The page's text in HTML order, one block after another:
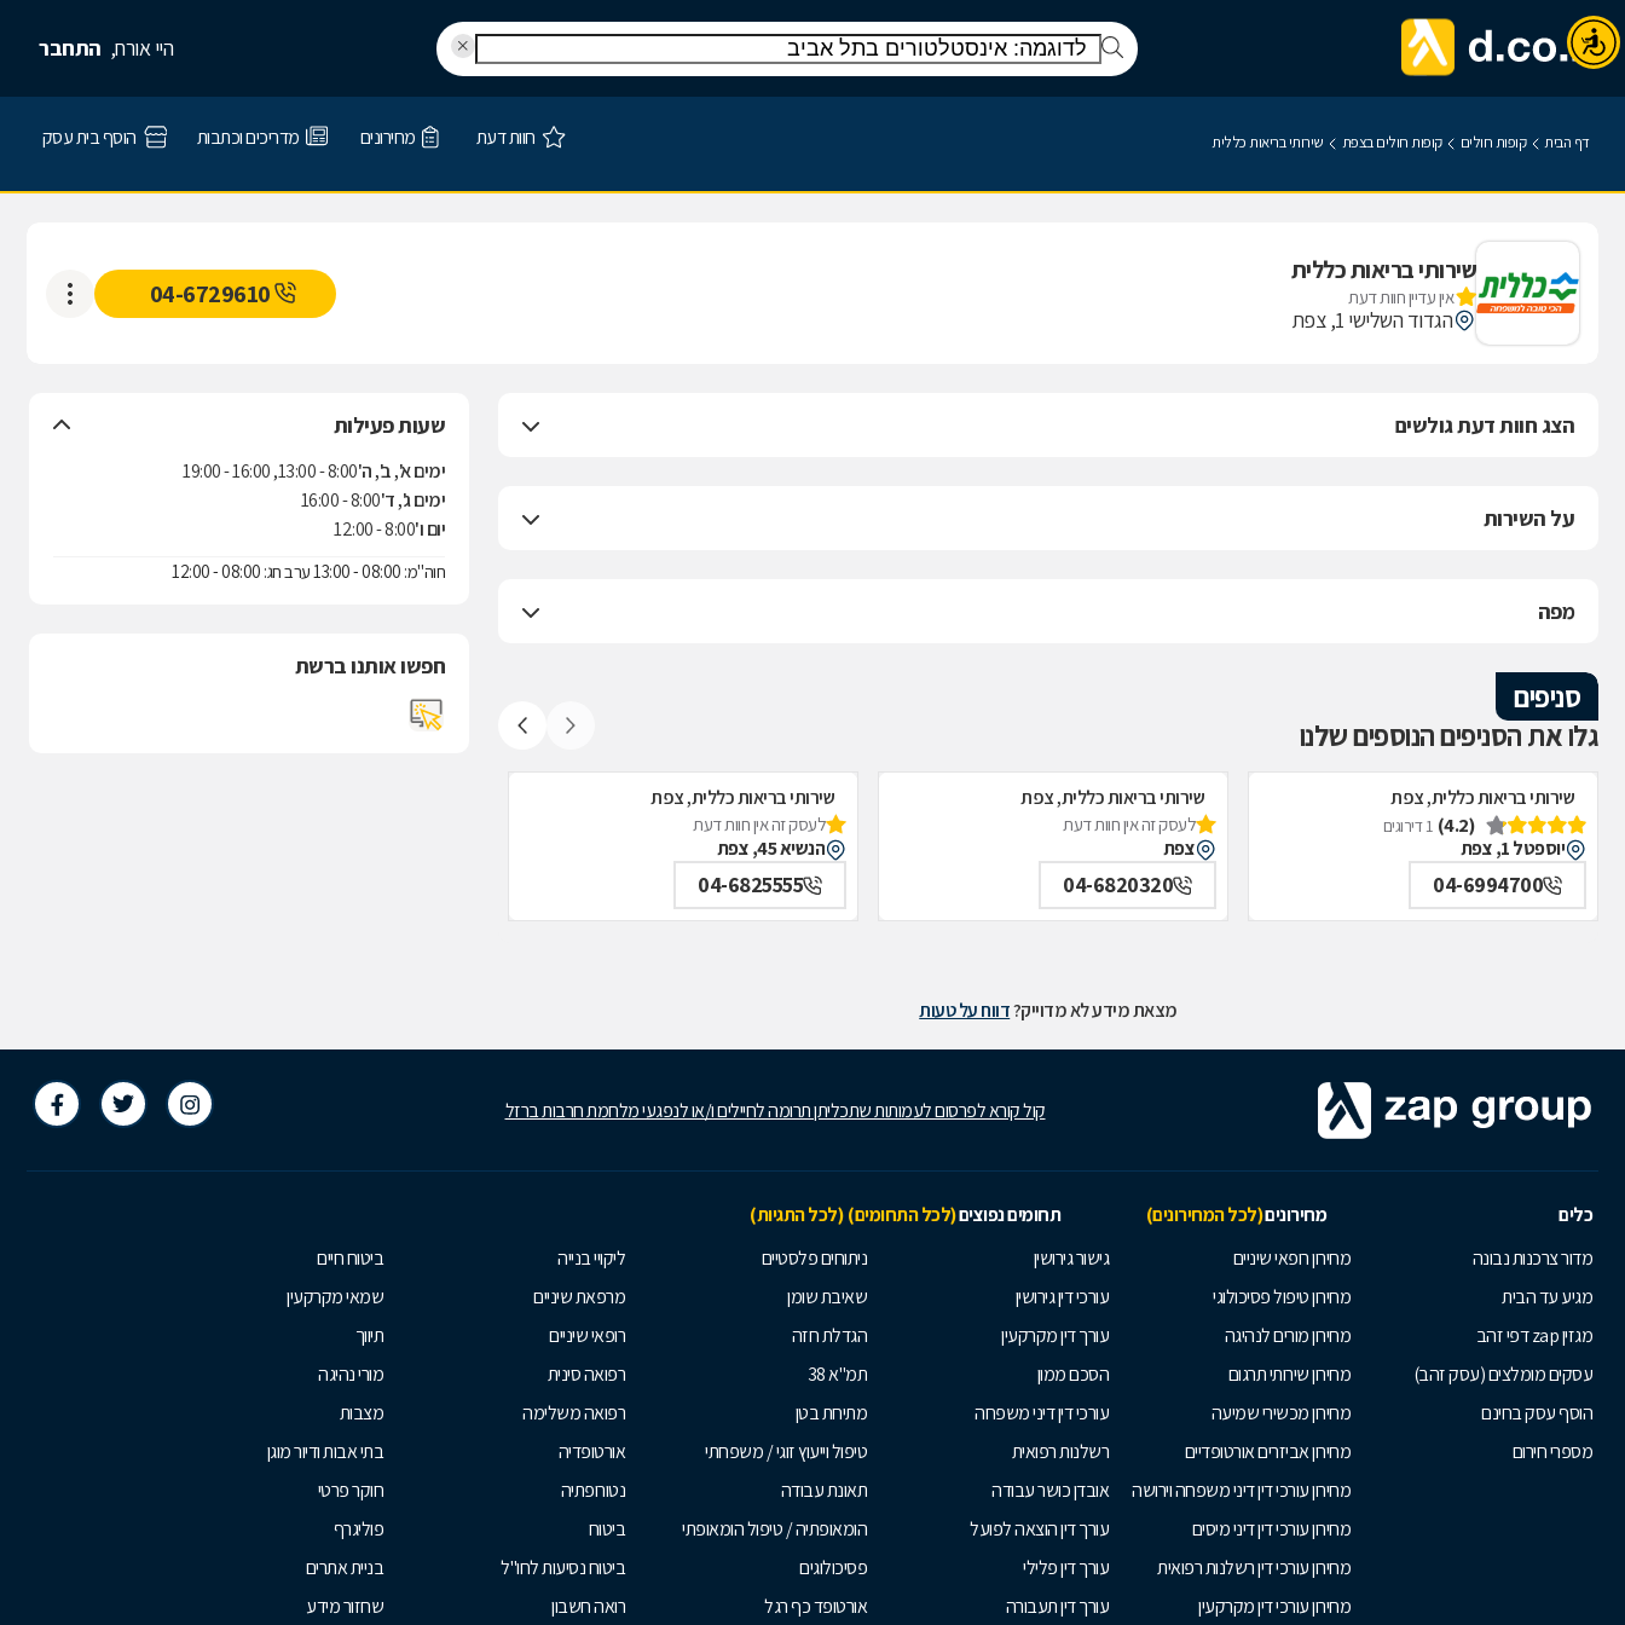
היי אורח, התחבר
דף הבית קופות חולים קופות חולים בצפת שירותי בריאות כללית חוות דעת מחירונים מדריכים וכתבות הוסף בית עסק
שירותי בריאות כללית
אין עדיין חוות דעת
הגדוד השלישי 1, צפת
04-6729610
הצג חוות דעת גולשים
על השירות
מפה
סניפים
גלו את הסניפים הנוספים שלנו
שירותי בריאות כללית, צפת
(4.2)
1 דירוגים
יוספטל 1, צפת
04-6994700
שירותי בריאות כללית, צפת
לעסק זה אין חוות דעת
צפת
04-6820320
שירותי בריאות כללית, צפת
לעסק זה אין חוות דעת
הנשיא 45, צפת
04-6825555
שעות פעילות
ימים א', ב', ה'8:00 - 13:00, 16:00 - 19:00
ימים ג', ד'8:00 - 16:00
יום ו'8:00 - 12:00
חוה"מ: 08:00 - 13:00 ערב חג: 08:00 - 12:00
חפשו אותנו ברשת
מצאת מידע לא מדוייק?דווח על טעות
קול קורא לפרסום לעמותות שתכליתן תרומה לחיילים ו/או לנפגעי מלחמת חרבות ברזל
כלים מחירונים(לכל המחירונים) תחומים נפוצים(לכל התחומים) (לכל התגיות)
מדור צרכנות נבונה
מגיע עד הבית
מגזין zap דפי זהב
עסקים מומלצים (עסק זהב)
הוסף עסק בחינם
מספרי חירום
מחירון רופאי שיניים
מחירון טיפול פסיכולוגי
מחירון מורים לנהיגה
מחירון שירותי תרגום
מחירון מכשירי שמיעה
מחירון אביזרים אורטופדיים
מחירון עורכי דין דיני משפחה וירושה
מחירון עורכי דין דיני מיסים
מחירון עורכי דין רשלנות רפואית
מחירון עורכי דין מקרקעין
גישור גירושין
עורכי דין גירושין
עורך דין מקרקעין
הסכם ממון
עורכי דין דיני משפחה
רשלנות רפואית
אובדן כושר עבודה
עורך דין הוצאה לפועל
עורך דין פלילי
עורך דין תעבורה
ניתוחים פלסטיים
שאיבת שומן
הגדלת חזה
תמ"א 38
מתיחת בטן
טיפול וייעוץ זוגי / משפחתי
תאונת עבודה
הומאופתיה / טיפול הומאופתי
פסיכולוגים
אורטופד כף רגל
ליקויי בנייה
מרפאת שיניים
רופאי שיניים
רפואה סינית
רפואה משלימה
אורטופדיה
נטורופתיה
ביטוח
ביטוח נסיעות לחו"ל
רואה חשבון
ביטוח חיים
שמאי מקרקעין
תיווך
מורי נהיגה
מצבות
בתי אבות ודיור מוגן
חוקר פרטי
פוליגרף
בניית אתרים
שחזור מידע